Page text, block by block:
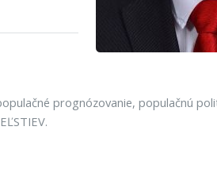
prognózovanie, populačnú